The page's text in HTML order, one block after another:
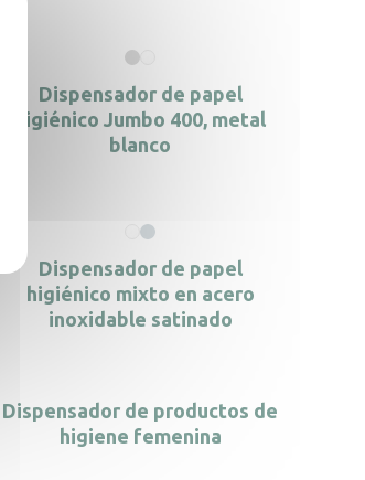
Dispensador de papel
higiénico Jumbo 400, metal
blanco
Dispensador de papel
higiénico mixto en acero
inoxidable satinado
Dispensador de productos de
higiene femenina